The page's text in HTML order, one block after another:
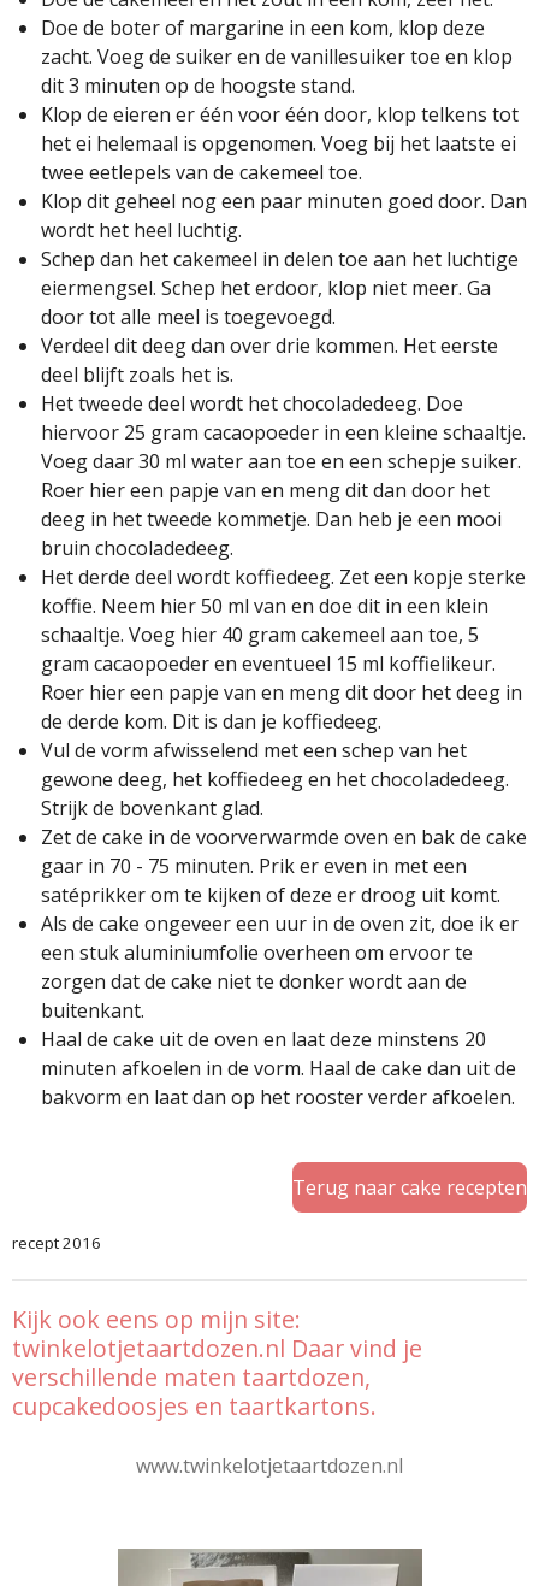
Doe de boter of margarine in een kom, klop deze
zacht. Voeg de suiker en de vanillesuiker toe en klop
dit 3 minuten op de hoogste stand.
Klop de eieren er één voor één door, klop telkens tot
het ei helemaal is opgenomen. Voeg bij het laatste ei
twee eetlepels van de cakemeel toe.
Klop dit geheel nog een paar minuten goed door. Dan
wordt het heel luchtig.
Schep dan het cakemeel in delen toe aan het luchtige
eiermengsel. Schep het erdoor, klop niet meer. Ga
door tot alle meel is toegevoegd.
Verdeel dit deeg dan over drie kommen. Het eerste
deel blijft zoals het is.
Het tweede deel wordt het chocoladedeeg. Doe
hiervoor 25 gram cacaopoeder in een kleine schaaltje.
Voeg daar 30 ml water aan toe en een schepje suiker.
Roer hier een papje van en meng dit dan door het
deeg in het tweede kommetje. Dan heb je een mooi
bruin chocoladedeeg.
Het derde deel wordt koffiedeeg. Zet een kopje sterke
koffie. Neem hier 50 ml van en doe dit in een klein
schaaltje. Voeg hier 40 gram cakemeel aan toe, 5
gram cacaopoeder en eventueel 15 ml koffielikeur.
Roer hier een papje van en meng dit door het deeg in
de derde kom. Dit is dan je koffiedeeg.
Vul de vorm afwisselend met een schep van het
gewone deeg, het koffiedeeg en het chocoladedeeg.
Strijk de bovenkant glad.
Zet de cake in de voorverwarmde oven en bak de cake
gaar in 70 - 75 minuten. Prik er even in met een
satéprikker om te kijken of deze er droog uit komt.
Als de cake ongeveer een uur in de oven zit, doe ik er
een stuk aluminiumfolie overheen om ervoor te
zorgen dat de cake niet te donker wordt aan de
buitenkant.
Haal de cake uit de oven en laat deze minstens 20
minuten afkoelen in de vorm. Haal de cake dan uit de
bakvorm en laat dan op het rooster verder afkoelen.
Terug naar cake recepten
recept 2016
Kijk ook eens op mijn site:
twinkelotjetaartdozen.nl Daar vind je
verschillende maten taartdozen,
cupcakedoosjes en taartkartons.
www.twinkelotjetaartdozen.nl